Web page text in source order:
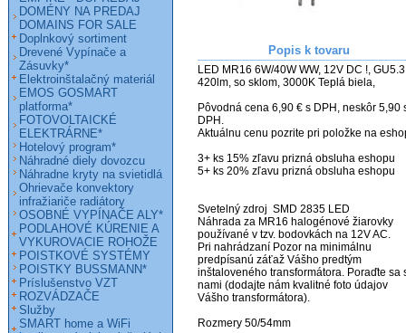
Popis k tovaru
LED MR16 6W/40W WW, 12V DC !,
420lm, so sklom, 3000K Teplá biela,
Pôvodná cena 6,90 € s DPH, neskôr 5,90
DPH.
Aktuálnu cenu pozrite pri položke na
3+ ks 15% zľavu prizná obsluha eshopu
5+ ks 20% zľavu prizná obsluha eshopu
Svetelný zdroj  SMD 2835 LED
Náhrada za MR16 halogénové žiarovky
používané v tzv. bodovkách na 12V AC.
Pri nahrádzaní Pozor na minimálnu
predpísanú záťaž Vášho predtým
inštaloveného transformátora. Poraďte sa
nami (dodajte nám kvalitné foto údajov
Vášho transformátora).
Rozmery 50/54mm
DOMÉNY NA PREDAJ
DOMAINS FOR SALE
Doplnkový sortiment
Drevené Vypínače a
Zásuvky*
Elektroinštalačný materiál
EMOS GOSMART
platforma*
FOTOVOLTAICKÉ
ELEKTRÁRNE*
Hotelový program*
Náhradné diely dovozcu
Náhradne kryty na svietidlá
Ohrievače konvektory
infražiariče radiátory
OSOBNÉ VYPÍNAČE ALY*
PODLAHOVÉ KÚRENIE A
VYKUROVACIE ROHOŽE
POISTKOVÉ SYSTÉMY
POISTKY BUSSMANN*
Príslušenstvo VZT
ROZVÁDZAČE
Služby
SMART home a WiFi